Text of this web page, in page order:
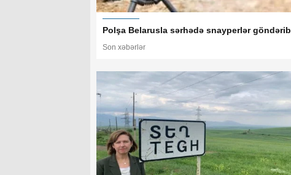
Polşa Belarusla sərhədə snayperlər göndərib
Son xəbərlər